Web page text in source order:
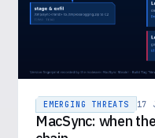
EMERGING THREATS 17
MacSync: when